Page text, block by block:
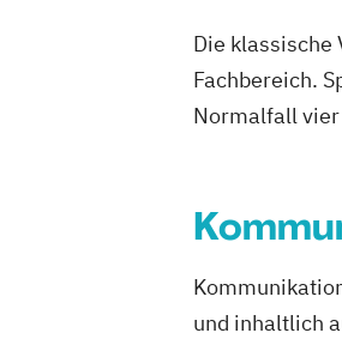
Die klassische
Fachbereich.
Normalfall
und inhaltlich